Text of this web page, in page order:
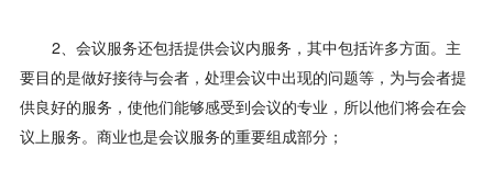
2、会议服务还包括提供会议内服务，其中包括许多方面。主
要目的是做好接待与会者，处理会议中出现的问题等，为与会者提
供良好的服务，使他们能够感受到会议的专业，所以他们将会在会
议上服务。商业也是会议服务的重要组成部分；